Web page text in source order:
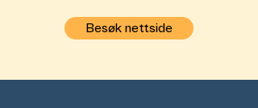
Besøk nettside